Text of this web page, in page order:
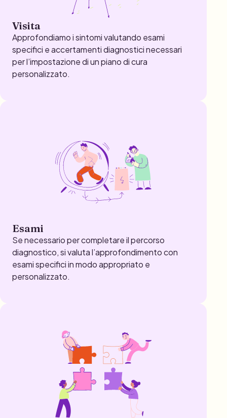
Visita
Approfondiamo i sintomi valutando esami
specifici e accertamenti diagnostici necessari
per l’impostazione di un piano di cura
personalizzato.
Esami
Se necessario per completare il percorso
diagnostico, si valuta l’approfondimento con
esami specifici in modo appropriato e
personalizzato.